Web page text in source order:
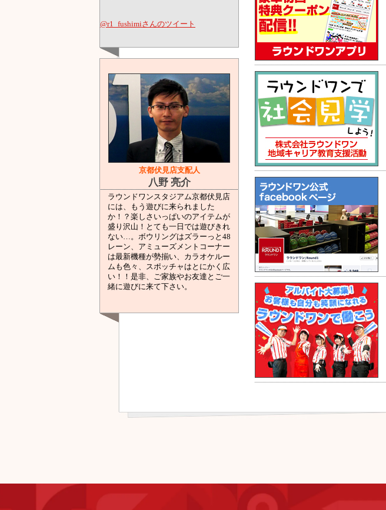
@r1_fushimiさんのツイート
京都伏見店支配人
八野 亮介
ラウンドワンスタジアム京都伏見店
には、もう遊びに来られました
か！？楽しさいっぱいのアイテムが
盛り沢山！とても一日では遊びきれ
ない…。ボウリングはズラーっと48
レーン、アミューズメントコーナー
は最新機種が勢揃い、カラオケルー
ムも色々、スポッチャはとにかく広
い！！是非、ご家族やお友達とご一
緒に遊びに来て下さい。